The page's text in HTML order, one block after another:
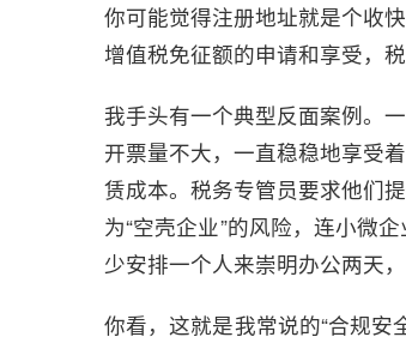
你可能觉得注册地址就是个收
增值税免征额的申请和享受，
我手头有一个典型反面案例。
开票量不大，一直稳稳地享受
赁成本。税务专管员要求他们
为“空壳企业”的风险，连小微
少安排一个人来崇明办公两天
你看，这就是我常说的“合规